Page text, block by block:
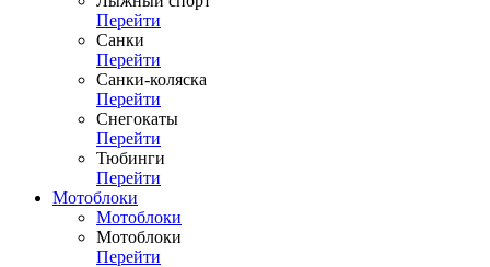
Перейти
Санки
Перейти
Санки-коляска
Перейти
Снегокаты
Перейти
Тюбинги
Перейти
Мотоблоки
Мотоблоки
Мотоблоки
Перейти